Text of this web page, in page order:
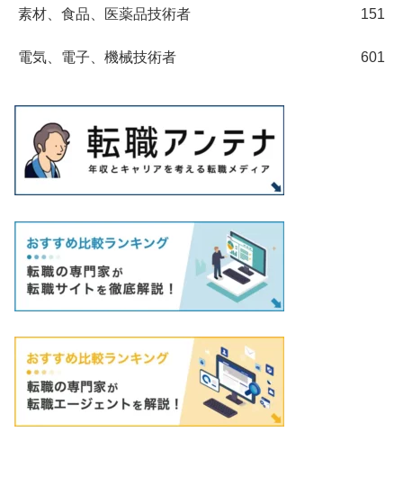
素材、食品、医薬品技術者 151
電気、電子、機械技術者 601